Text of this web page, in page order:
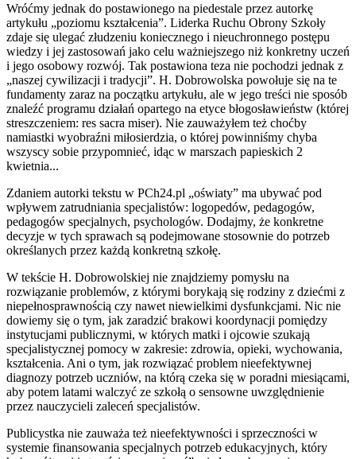
Wróćmy jednak do postawionego na piedestale przez autorkę
artykułu „poziomu kształcenia”. Liderka Ruchu Obrony Szkoły
zdaje się ulegać złudzeniu koniecznego i nieuchronnego postępu
wiedzy i jej zastosowań jako celu ważniejszego niż konkretny uczeń
i jego osobowy rozwój. Tak postawiona teza nie pochodzi jednak z
„naszej cywilizacji i tradycji”. H. Dobrowolska powołuje się na te
fundamenty zaraz na początku artykułu, ale w jego treści nie sposób
znaleźć programu działań opartego na etyce błogosławieństw (której
streszczeniem: res sacra miser). Nie zauważyłem też choćby
namiastki wyobraźni miłosierdzia, o której powinniśmy chyba
wszyscy sobie przypomnieć, idąc w marszach papieskich 2
kwietnia...
Zdaniem autorki tekstu w PCh24.pl „oświaty” ma ubywać pod
wpływem zatrudniania specjalistów: logopedów, pedagogów,
pedagogów specjalnych, psychologów. Dodajmy, że konkretne
decyzje w tych sprawach są podejmowane stosownie do potrzeb
określanych przez każdą konkretną szkołę.
W tekście H. Dobrowolskiej nie znajdziemy pomysłu na
rozwiązanie problemów, z którymi borykają się rodziny z dziećmi z
niepełnosprawnością czy nawet niewielkimi dysfunkcjami. Nic nie
dowiemy się o tym, jak zaradzić brakowi koordynacji pomiędzy
instytucjami publicznymi, w których matki i ojcowie szukają
specjalistycznej pomocy w zakresie: zdrowia, opieki, wychowania,
kształcenia. Ani o tym, jak rozwiązać problem nieefektywnej
diagnozy potrzeb uczniów, na którą czeka się w poradni miesiącami,
aby potem latami walczyć ze szkołą o sensowne uwzględnienie
przez nauczycieli zaleceń specjalistów.
Publicystka nie zauważa też nieefektywności i sprzeczności w
systemie finansowania specjalnych potrzeb edukacyjnych, który